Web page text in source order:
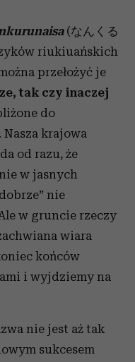
(なんくる
riukiuańskich
przełożyć je
tak czy inaczej
do
Nasza krajowa
od razu, że
w jasnych
nie
w gruncie rzeczy
wiara
końców
i wyjdziemy na
nie jest aż tak
sukcesem